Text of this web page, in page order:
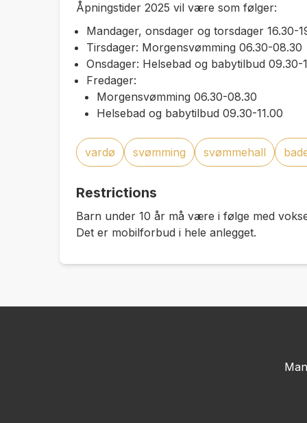
Åpningstider 2025 vil være som følger:
Mandager, onsdager og torsdager 16.30-
Tirsdager: Morgensvømming 06.30-08.30
Onsdager: Helsebad og babytilbud 09.30-
Fredager:
Morgensvømming 06.30-08.30
Helsebad og babytilbud 09.30-11.00
vardø svømming svømmehall
Restrictions
Barn under 10 år må være i følge med
Det er mobilforbud i hele anlegget.